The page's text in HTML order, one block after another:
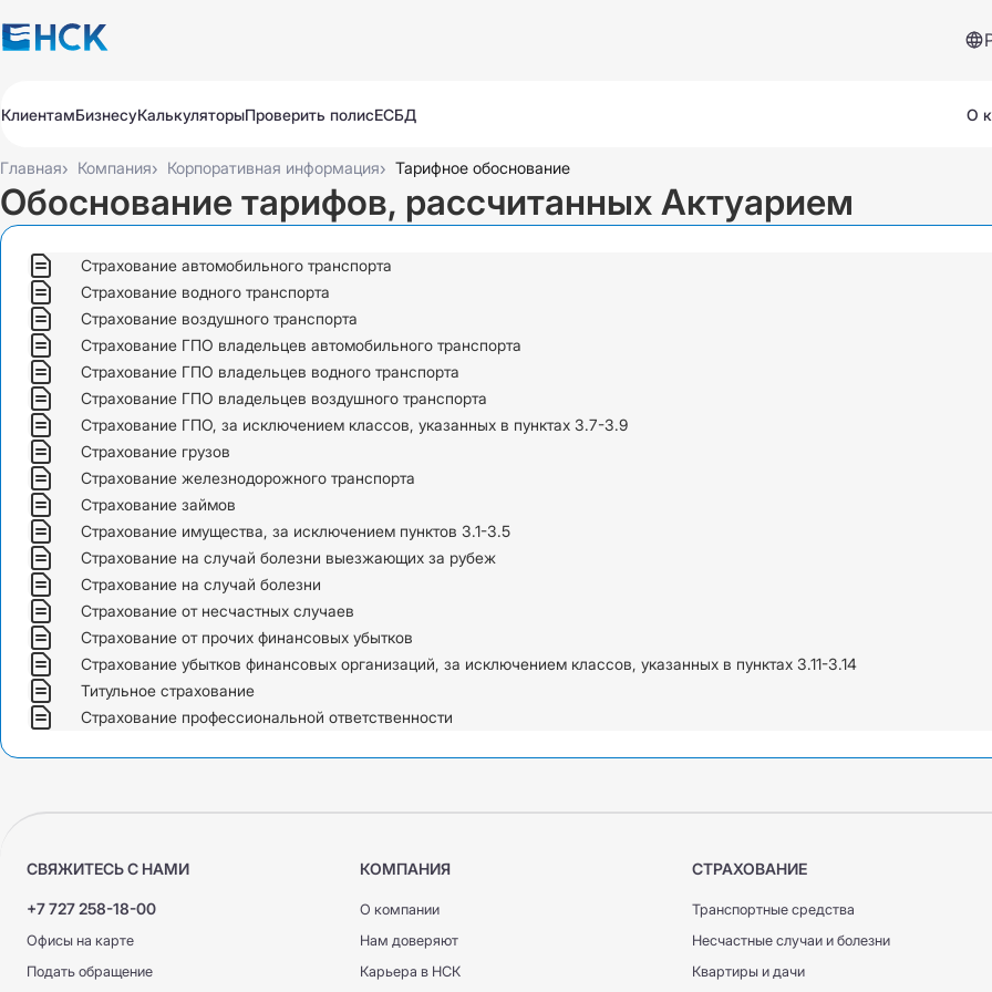
Клиентам
Авто
Путешествие
Медицина
Имущество
Все продукты
ПродлитьОплатитьПроверить
Автострахование
КАСКО Экспресс
КАСКО
ОС ГПО ВТС
ДС ГПО ВАТ
ОС ГПО ППП
КАСКО +
КАСКО Optimum
Бизнесу
Авто
Путешествие
Медицина
Обязательное для бизнеса
Добровольное для бизнеса
Все продукты
ПродлитьОплатитьПроверить
Автострахование
ОС ГПО ВТС
ДС ГПО ВАТ
КАСКО +
КАСКО Optimum
КалькуляторыПроверить полисЕСБД О
Главная› Компания› Корпоративная информация› Тарифное обоснование
Обоснование тарифов, рассчитанных Актуарием
Страхование автомобильного транспорта
Страхование водного транспорта
Страхование воздушного транспорта
Страхование ГПО владельцев автомобильного транспорта
Страхование ГПО владельцев водного транспорта
Страхование ГПО владельцев воздушного транспорта
Страхование ГПО, за исключением классов, указанных в пунктах 3.7-3.9
Страхование грузов
Страхование железнодорожного транспорта
Страхование займов
Страхование имущества, за исключением пунктов 3.1-3.5
Страхование на случай болезни выезжающих за рубеж
Страхование на случай болезни
Страхование от несчастных случаев
Страхование от прочих финансовых убытков
Страхование убытков финансовых организаций, за исключением классов, указанных в пунктах 3.11-3.14
Титульное страхование
Страхование профессиональной ответственности
СВЯЖИТЕСЬ С НАМИ
+7 727 258-18-00
Офисы на карте
Подать обращение
КОМПАНИЯ
О компании
Нам доверяют
Карьера в НСК
СТРАХОВАНИЕ
Транспортные средства
Несчастные случаи и болезни
Квартиры и дачи